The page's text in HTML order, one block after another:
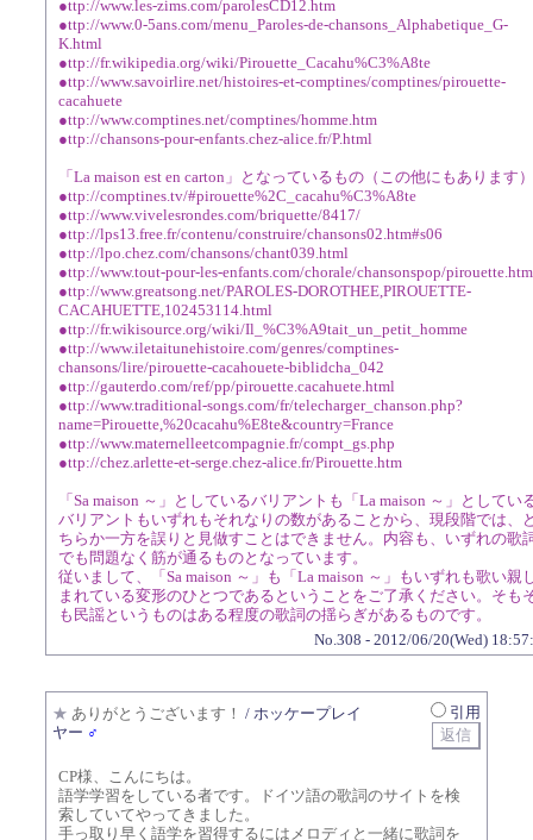
●ttp://www.les-zims.com/parolesCD12.htm
●ttp://www.0-5ans.com/menu_Paroles-de-chansons_Alphabetique_G-
K.html
●ttp://fr.wikipedia.org/wiki/Pirouette_Cacahu%C3%A8te
●ttp://www.savoirlire.net/histoires-et-comptines/comptines/pirouette-
cacahuete
●ttp://www.comptines.net/comptines/homme.htm
●ttp://chansons-pour-enfants.chez-alice.fr/P.html
「La maison est en carton」となっているもの（この他にもあります）
●ttp://comptines.tv/#pirouette%2C_cacahu%C3%A8te
●ttp://www.vivelesrondes.com/briquette/8417/
●ttp://lps13.free.fr/contenu/construire/chansons02.htm#s06
●ttp://lpo.chez.com/chansons/chant039.html
●ttp://www.tout-pour-les-enfants.com/chorale/chansonspop/pirouette.htm
●ttp://www.greatsong.net/PAROLES-DOROTHEE,PIROUETTE-
CACAHUETTE,102453114.html
●ttp://fr.wikisource.org/wiki/Il_%C3%A9tait_un_petit_homme
●ttp://www.iletaitunehistoire.com/genres/comptines-
chansons/lire/pirouette-cacahouete-biblidcha_042
●ttp://gauterdo.com/ref/pp/pirouette.cacahuete.html
●ttp://www.traditional-songs.com/fr/telecharger_chanson.php?
name=Pirouette,%20cacahu%E8te&country=France
●ttp://www.maternelleetcompagnie.fr/compt_gs.php
●ttp://chez.arlette-et-serge.chez-alice.fr/Pirouette.htm
「Sa maison ～」としているバリアントも「La maison ～」としてい
バリアントもいずれもそれなりの数があることから、現段階では、
ちらか一方を誤りと見做すことはできません。内容も、いずれの歌
でも問題なく筋が通るものとなっています。
従いまして、「Sa maison ～」も「La maison ～」もいずれも歌い親
まれている変形のひとつであるということをご了承ください。そも
も民謡というものはある程度の歌詞の揺らぎがあるものです。
No.308 - 2012/06/20(Wed)
★ ありがとうございます！ / ホッケープレイ
ヤー ♂
引用
CP様、こんにちは。
語学学習をしている者です。ドイツ語の歌詞のサイトを検
索していてやってきました。
手っ取り早く語学を習得するにはメロディと一緒に歌詞を